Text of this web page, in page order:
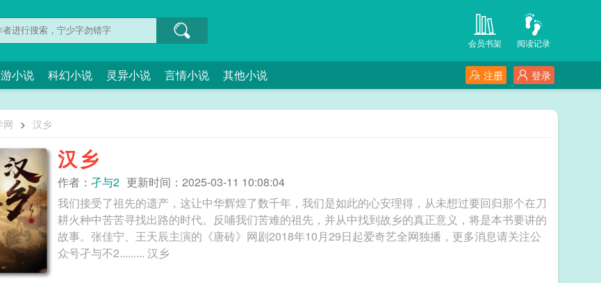
阅读记录
会员书架
小说 科幻小说 灵异小说 言情小说 其他小说 登录
注册
网 > 汉乡
汉乡
作者： 孑与2 更新时间：2025-03-11 10:08:04
我们接受了祖先的遗产，这让中华辉煌了数千年，我们是如此的心安理得，从未想过要回归那个在刀
耕火种中苦苦寻找出路的时代。反哺我们苦难的祖先，并从中找到故乡的真正意义，将是本书要讲的
故事。张佳宁、王天辰主演的《唐砖》网剧2018年10月29日起爱奇艺全网独播，更多消息请关注公
众号孑与不2......... 汉乡